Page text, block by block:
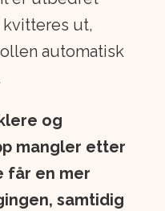
ut,
automatisk
og
mangler etter
får en mer
samtidig